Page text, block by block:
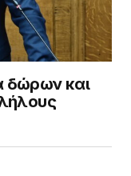
δώρων και